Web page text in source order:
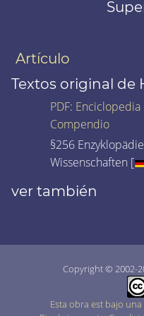
Artículo
Textos original de
PDF: Enciclopedia
Compendio
§256
Wissenschaften [
ver también
Copyright © 2002-
Esta obra est bajo